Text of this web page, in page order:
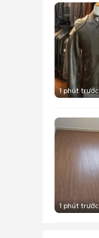
1 phút trước
1 phút trước